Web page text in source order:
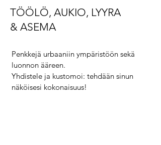
TÖÖLÖ, AUKIO, LYYRA
& ASEMA
Penkkejä urbaaniin ympäristöön sekä
luonnon ääreen.
Yhdistele ja kustomoi: tehdään sinun
näköisesi kokonaisuus!